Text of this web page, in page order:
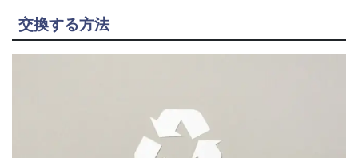
交換する方法